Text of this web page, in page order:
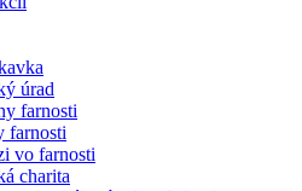
úrad
farnosti
farnosti
vo farnosti
charita